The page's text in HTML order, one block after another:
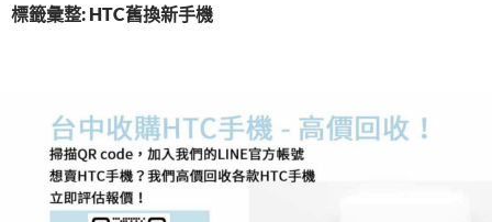
標籤彙整: HTC舊換新手機